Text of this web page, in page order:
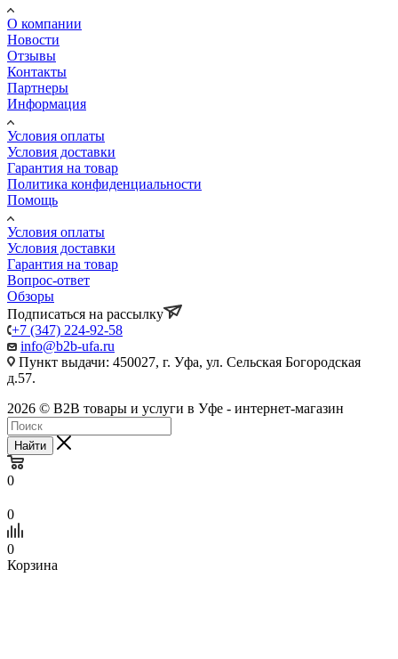
О компании
Новости
Отзывы
Контакты
Партнеры
Информация
Условия оплаты
Условия доставки
Гарантия на товар
Политика конфиденциальности
Помощь
Условия оплаты
Условия доставки
Гарантия на товар
Вопрос-ответ
Обзоры
Подписаться на рассылку
+7 (347) 224-92-58
info@b2b-ufa.ru
Пункт выдачи: 450027, г. Уфа, ул. Сельская Богородская
д.57.
2026 © B2B товары и услуги в Уфе - интернет-магазин
Найти
0
0
0
Корзина